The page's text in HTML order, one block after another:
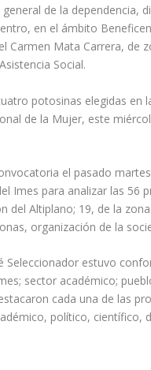
de la dependencia,
en el ámbito
Carmen Mata Carrera, de
Social.
potosinas elegidas en
de la Mujer, este
el pasado
Imes para analizar las 56
del Altiplano; 19, de la
organización de la
Seleccionador estuvo
sector académico;
cada una de las
político, científico,